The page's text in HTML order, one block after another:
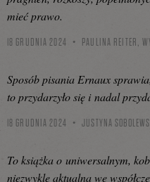
mieć prawo.
18 GRUDNIA 2024 PAULINA REITER,
Sposób pisania Ernaux
to przydarzyło się i nadal
18 GRUDNIA 2024 JUSTYNA
To książka o uniwersalnym,
niezwykle aktualna we